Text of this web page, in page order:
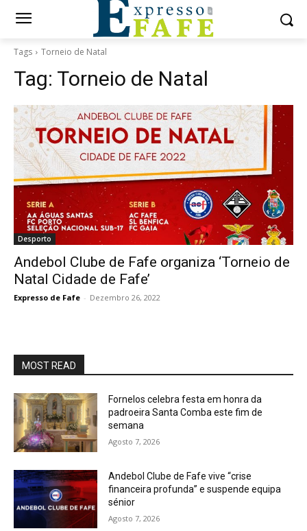
Tags Torneio de Natal
Tag: Torneio de Natal
Desporto
Andebol Clube de Fafe organiza ‘Torneio de
Natal Cidade de Fafe’
Expresso de Fafe - Dezembro 26, 2022
MOST READ
Fornelos celebra festa em honra da
padroeira Santa Comba este fim de
semana
Agosto 7, 2026
Andebol Clube de Fafe vive “crise
financeira profunda” e suspende equipa
sénior
Agosto 7, 2026